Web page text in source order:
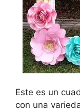
Este es un
con una